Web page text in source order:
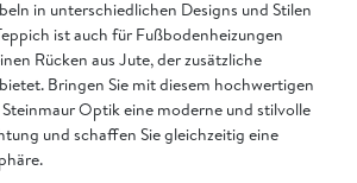
in unterschiedlichen Designs und Stilen
ist auch für Fußbodenheizungen
Rücken aus Jute, der zusätzliche
Bringen Sie mit diesem hochwertigen
Optik eine moderne und stilvolle
und schaffen Sie gleichzeitig eine